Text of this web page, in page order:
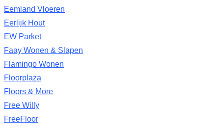
Eemland Vloeren
Eerlijk Hout
EW Parket
Faay Wonen & Slapen
Flamingo Wonen
Floorplaza
Floors & More
Free Willy
FreeFloor